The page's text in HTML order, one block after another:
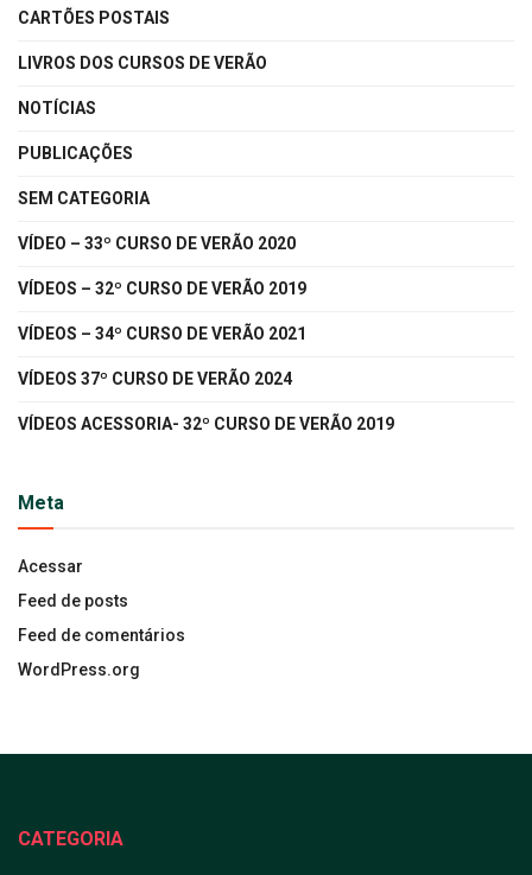
CARTÕES POSTAIS
LIVROS DOS CURSOS DE VERÃO
NOTÍCIAS
PUBLICAÇÕES
SEM CATEGORIA
VÍDEO – 33º CURSO DE VERÃO 2020
VÍDEOS – 32º CURSO DE VERÃO 2019
VÍDEOS – 34º CURSO DE VERÃO 2021
VÍDEOS 37º CURSO DE VERÃO 2024
VÍDEOS ACESSORIA- 32º CURSO DE VERÃO 2019
Meta
Acessar
Feed de posts
Feed de comentários
WordPress.org
CATEGORIA